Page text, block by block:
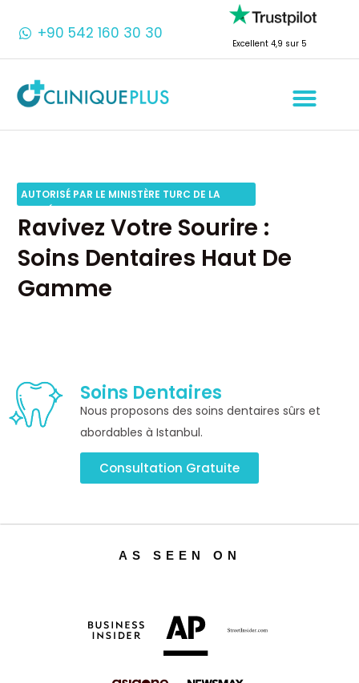
+90 542 160 30 30
Excellent 4,9 sur 5
AUTORISÉ PAR LE MINISTÈRE TURC DE LA
SANTÉ
Ravivez Votre Sourire :
Soins Dentaires Haut De
Gamme
Soins Dentaires
Nous proposons des soins dentaires sûrs et
abordables à Istanbul.
Consultation Gratuite
AS SEEN ON